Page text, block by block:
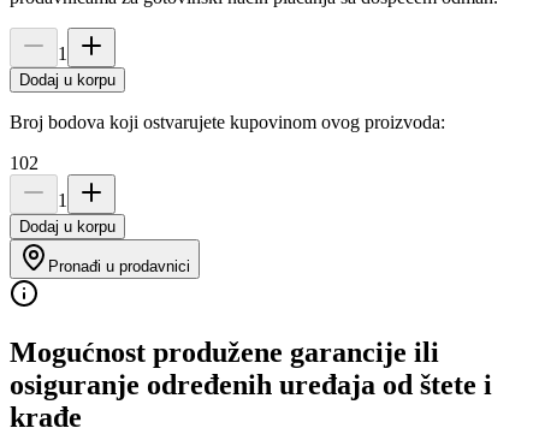
1
Dodaj u korpu
Broj bodova koji ostvarujete kupovinom ovog proizvoda:
102
1
Dodaj u korpu
Pronađi u prodavnici
Mogućnost produžene garancije ili
osiguranje određenih uređaja od štete i
krađe